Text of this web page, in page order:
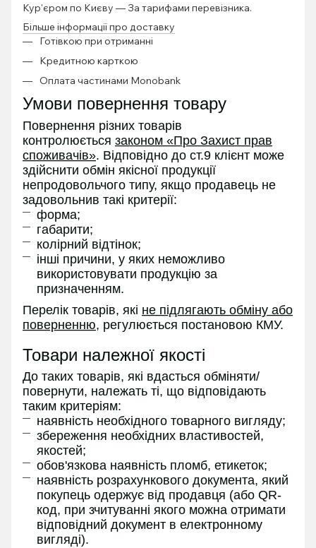
Кур'єром по Києву — За тарифами перевізника.
Більше інформації про доставку
Готівкою при отриманні
Кредитною карткою
Оплата частинами Monobank
Умови повернення товару
Повернення різних товарів
контролюється законом «Про Захист прав
споживачів». Відповідно до ст.9 клієнт може
здійснити обмін якісної продукції
непродовольчого типу, якщо продавець не
задовольнив такі критерії:
форма;
габарити;
колірний відтінок;
інші причини, у яких неможливо
використовувати продукцію за
призначенням.
Перелік товарів, які не підлягають обміну або
поверненню, регулюється постановою КМУ.
Товари належної якості
До таких товарів, які вдасться обміняти/
повернути, належать ті, що відповідають
таким критеріям:
наявність необхідного товарного вигляду;
збереження необхідних властивостей,
якостей;
обов'язкова наявність пломб, етикеток;
наявність розрахункового документа, який
покупець одержує від продавця (або QR-
код, при зчитуванні якого можна отримати
відповідний документ в електронному
вигляді).